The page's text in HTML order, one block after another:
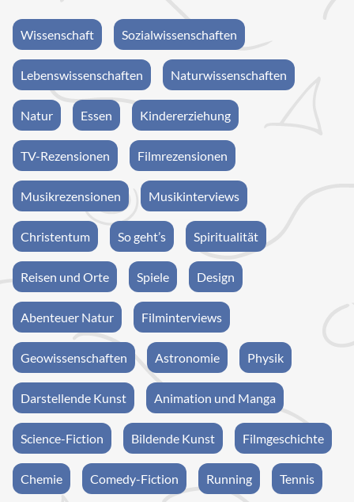
Wissenschaft Sozialwissenschaften
Lebenswissenschaften Naturwissenschaften
Natur Essen Kindererziehung
TV-Rezensionen Filmrezensionen
Musikrezensionen Musikinterviews
Christentum So geht’s Spiritualität
Reisen und Orte Spiele Design
Abenteuer Natur Filminterviews
Geowissenschaften Astronomie Physik
Darstellende Kunst Animation und Manga
Science-Fiction Bildende Kunst Filmgeschichte
Chemie Comedy-Fiction Running Tennis